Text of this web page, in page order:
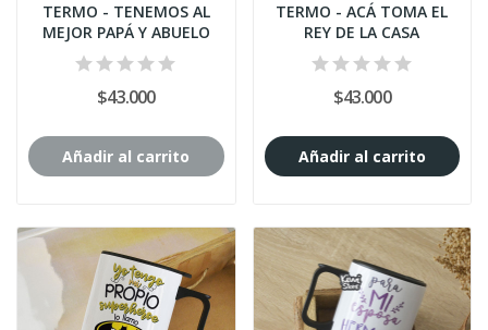
TERMO - TENEMOS AL
MEJOR PAPÁ Y ABUELO
$43.000
Añadir al carrito
TERMO - ACÁ TOMA EL
REY DE LA CASA
$43.000
Añadir al carrito